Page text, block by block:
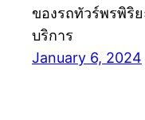
ของรถทัวร์พรพิริ
บริการ
January 6, 2024